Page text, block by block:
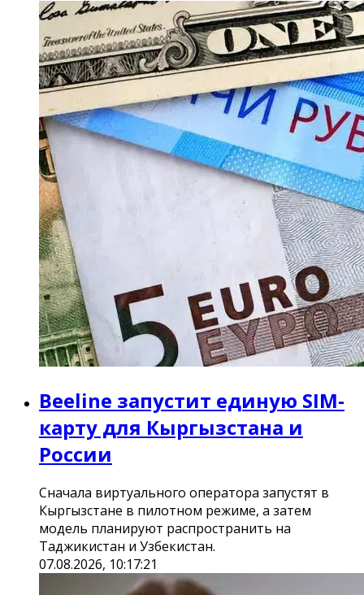
Beeline запустит единую SIM-
карту для Кыргызстана и
России
Сначала виртуального оператора запустят в
Кыргызстане в пилотном режиме, а затем
модель планируют распространить на
Таджикистан и Узбекистан.
07.08.2026, 10:17:21